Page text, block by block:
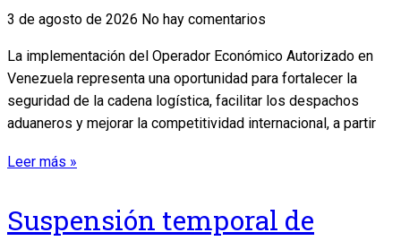
3 de agosto de 2026 No hay comentarios
La implementación del Operador Económico Autorizado en
Venezuela representa una oportunidad para fortalecer la
seguridad de la cadena logística, facilitar los despachos
aduaneros y mejorar la competitividad internacional, a partir
Leer más »
Suspensión temporal de